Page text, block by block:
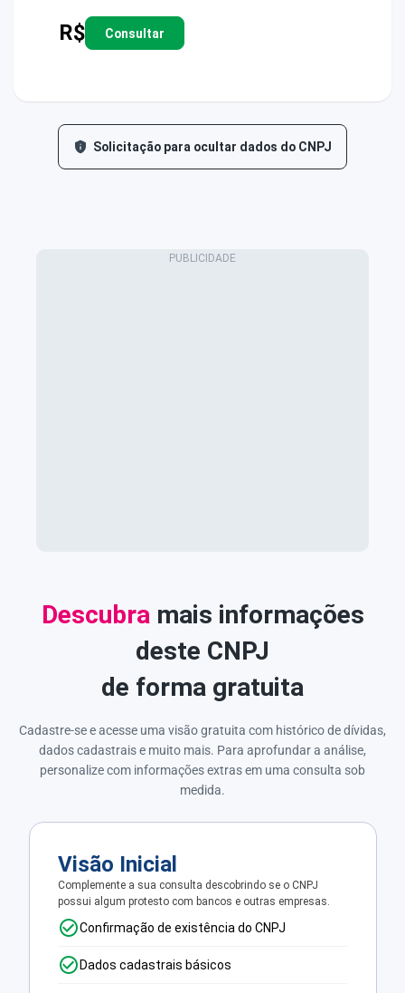
R$ Consultar
Solicitação para ocultar dados do CNPJ
Descubramais informações
deste CNPJ
de forma gratuita
Cadastre-se e acesse uma visão gratuita com histórico de dívidas,
dados cadastrais e muito mais. Para aprofundar a análise,
personalize com informações extras em uma consulta sob
medida.
Visão Inicial
Complemente a sua consulta descobrindo se o CNPJ
possui algum protesto com bancos e outras empresas.
Confirmação de existência do CNPJ
Dados cadastrais básicos